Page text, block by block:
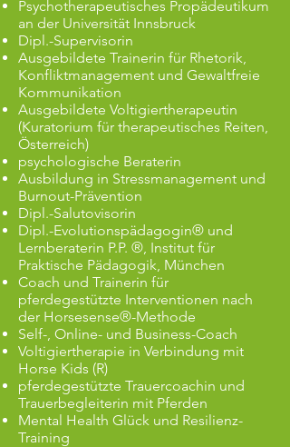
Psychotherapeutisches Propädeutikum
an der Universität Innsbruck
Dipl.-Supervisorin
Ausgebildete Trainerin für Rhetorik,
Konfliktmanagement und Gewaltfreie
Kommunikation
Ausgebildete Voltigiertherapeutin
(Kuratorium für therapeutisches Reiten,
Österreich)
psychologische Beraterin
Ausbildung in Stressmanagement und
Burnout-Prävention
Dipl.-Salutovisorin
Dipl.-Evolutionspädagogin® und
Lernberaterin P.P. ®, Institut für
Praktische Pädagogik, München
Coach und Trainerin für
pferdegestützte Interventionen nach
der Horsesense®-Methode
Self-, Online- und Business-Coach
Voltigiertherapie in Verbindung mit
Horse Kids (R)
pferdegestützte Trauercoachin und
Trauerbegleiterin mit Pferden
Mental Health Glück und Resilienz-
Training